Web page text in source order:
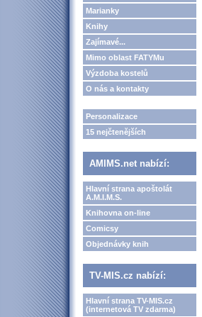
Marianky
Knihy
Zajímavé...
Mimo oblast FATYMu
Výzdoba kostelů
O nás a kontakty
Personalizace
15 nejčtenějších
AMIMS.net nabízí:
Hlavní strana apoštolát
A.M.I.M.S.
Knihovna on-line
Comicsy
Objednávky knih
TV-MIS.cz nabízí:
Hlavní strana TV-MIS.cz
(internetová TV zdarma)